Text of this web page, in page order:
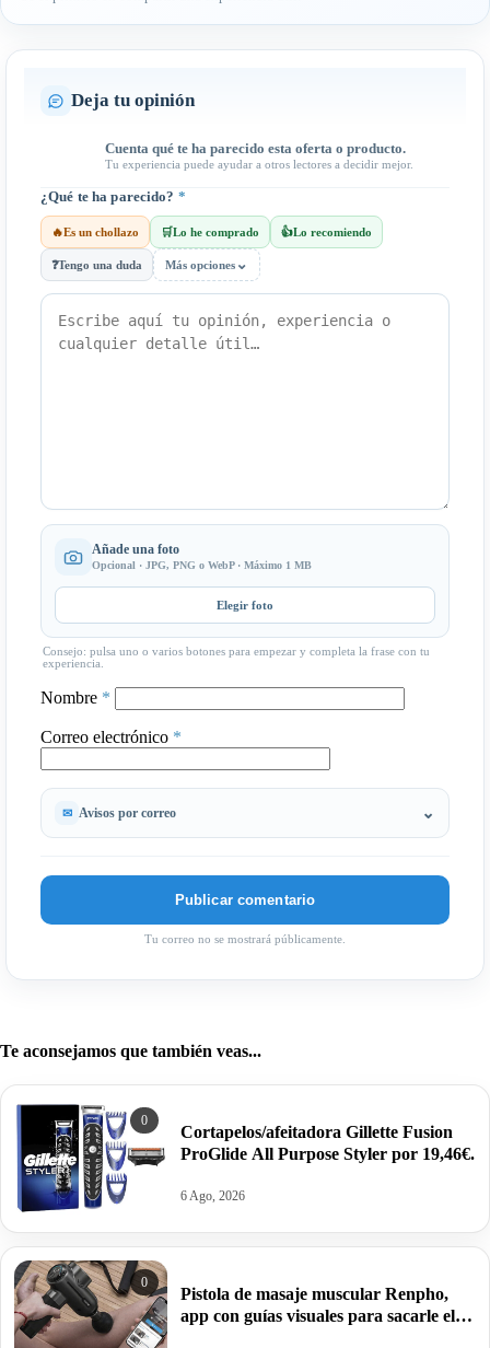
Deja tu opinión
Cuenta qué te ha parecido esta oferta o producto.
Tu experiencia puede ayudar a otros lectores a decidir mejor.
¿Qué te ha parecido? *
🔥Es un chollazo 🛒Lo he comprado 👍Lo recomiendo
❓Tengo una duda Más opciones ⌄
Añade una foto
Opcional · JPG, PNG o WebP · Máximo 1 MB
Elegir foto
Consejo: pulsa uno o varios botones para empezar y completa la frase con tu
experiencia.
Nombre *
Correo electrónico *
Avisos por correo
Tu correo no se mostrará públicamente.
Te aconsejamos que también veas...
0
Cortapelos/afeitadora Gillette Fusion
ProGlide All Purpose Styler por 19,46€.
6 Ago, 2026
0
Pistola de masaje muscular Renpho,
app con guías visuales para sacarle el